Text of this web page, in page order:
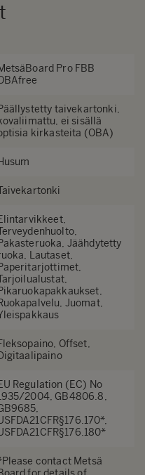
Pro FBB
taivekartonki,
ei sisällä
kirkasteita (OBA)
Jäähdytetty
Lautaset,
Juomat,
Offset,
Regulation (EC) No
2004, GB4806.8,
contact Metsä